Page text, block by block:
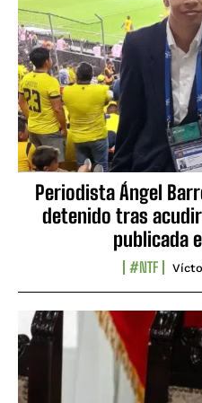
Periodista Ángel
detenido tras
publicada
#NTF